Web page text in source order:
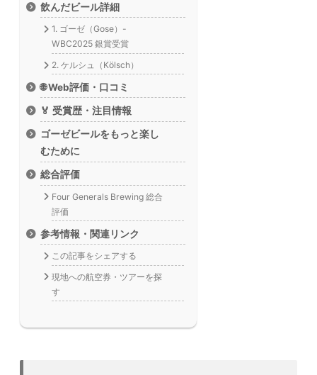
飲んだビール詳細
1. ゴーゼ（Gose）-
WBC2025 銀賞受賞
2. ケルシュ（Kölsch）
🌐 Web評価・口コミ
🏅 受賞歴・注目情報
ゴーゼビールをもっと楽し
むために
総合評価
Four Generals Brewing 総合
評価
参考情報・関連リンク
この記事をシェアする
現地への航空券・ツアーを探
す